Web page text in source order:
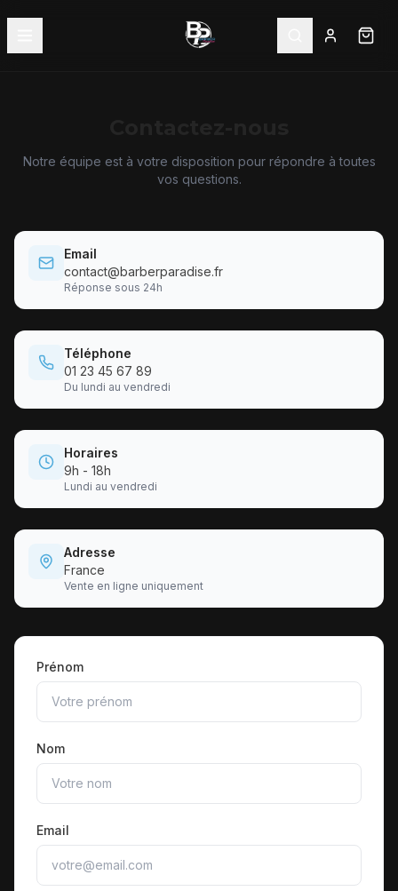
Notre équipe est à votre disposition pour répondre à toutes
vos questions.
Email
contact@barberparadise.fr
Réponse sous 24h
Téléphone
01 23 45 67 89
Du lundi au vendredi
Horaires
9h - 18h
Lundi au vendredi
Adresse
France
Vente en ligne uniquement
Prénom
Nom
Email